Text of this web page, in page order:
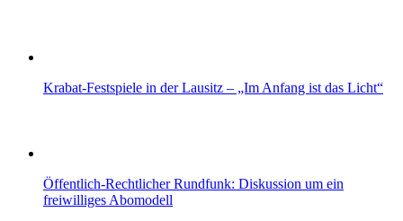
Krabat-Festspiele in der Lausitz – „Im Anfang ist das Licht“
Öffentlich-Rechtlicher Rundfunk: Diskussion um ein
freiwilliges Abomodell